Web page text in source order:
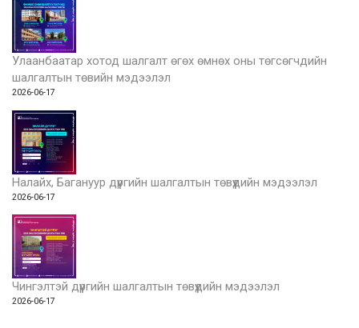
Улаанбаатар хотод шалгалт өгөх өмнөх оны төгсөгчдийн
шалгалтын төвийн мэдээлэл
2026-06-17
Налайх, Багануур дүүргийн шалгалтын төвүүдийн мэдээлэл
2026-06-17
Чингэлтэй дүүргийн шалгалтын төвүүдийн мэдээлэл
2026-06-17